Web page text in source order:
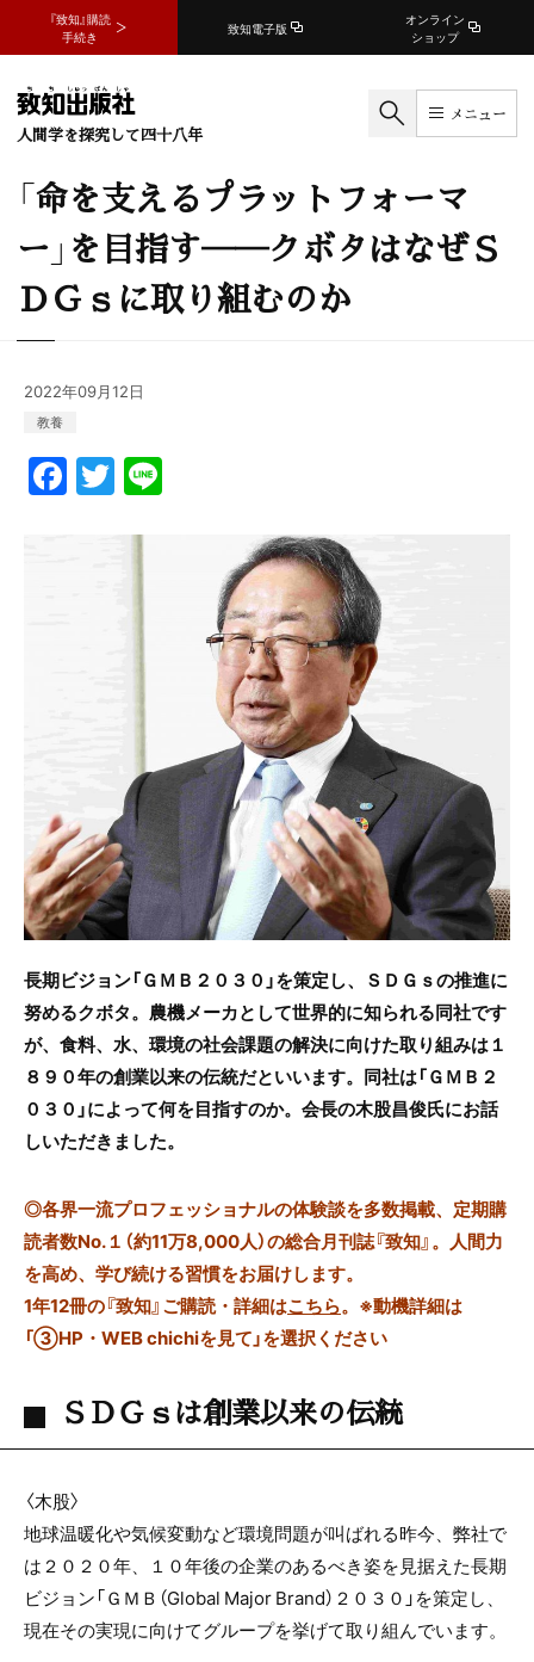
『致知』購読
手続き
致知電子版
オンライン
ショップ
人間学を探究して四十八年
メニュー
「命を支えるプラットフォーマ
ー」を目指す──クボタはなぜＳ
ＤＧｓに取り組むのか
2022年09月12日
教養
F
a
T
w
itt
長期ビジョン「ＧＭＢ２０３０」を策定し、ＳＤＧｓの推進に
努めるクボタ。農機メーカとして世界的に知られる同社です
が、食料、水、環境の社会課題の解決に向けた取り組みは１
８９０年の創業以来の伝統だといいます。同社は「ＧＭＢ２
０３０」によって何を目指すのか。会長の木股昌俊氏にお話
しいただきました。
◎各界一流プロフェッショナルの体験談を多数掲載、定期購
読者数No.１（約11万8,000人）の総合月刊誌『致知』。人間力
を高め、学び続ける習慣をお届けします。
1年12冊の『致知』ご購読・詳細はこちら。 ※動機詳細は
「③HP・WEB chichiを見て」を選択ください
ＳＤＧｓは創業以来の伝統
〈木股〉
地球温暖化や気候変動など環境問題が叫ばれる昨今、弊社で
は２０２０年、１０年後の企業のあるべき姿を見据えた長期
ビジョン「ＧＭＢ（Global Major Brand）２０３０」を策定し、
現在その実現に向けてグループを挙げて取り組んでいます。